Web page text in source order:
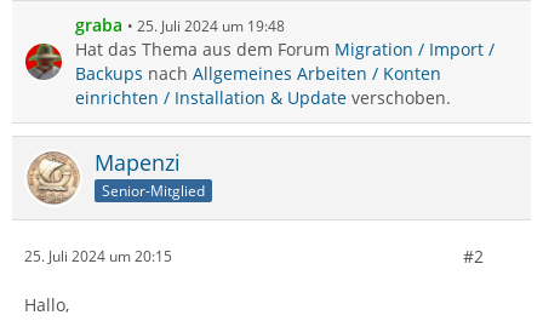
graba 25. Juli 2024 um 19:48
Hat das Thema aus dem Forum Migration / Import /
Backups nach Allgemeines Arbeiten / Konten
einrichten / Installation & Update verschoben.
Mapenzi
Senior-Mitglied
25. Juli 2024 um 20:15 #2
Hallo,